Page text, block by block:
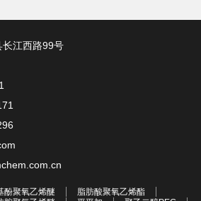
长江西路99号
酚聚氧乙烯醚
脂肪酸聚氧乙烯酯